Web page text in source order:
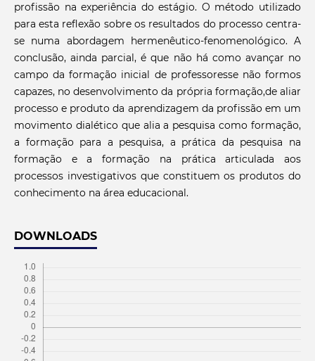
profissão na experiência do estágio. O método utilizado
para esta reflexão sobre os resultados do processo centra-
se numa abordagem hermenêutico-fenomenológico. A
conclusão, ainda parcial, é que não há como avançar no
campo da formação inicial de professoresse não formos
capazes, no desenvolvimento da própria formação,de aliar
processo e produto da aprendizagem da profissão em um
movimento dialético que alia a pesquisa como formação,
a formação para a pesquisa, a prática da pesquisa na
formação e a formação na prática articulada aos
processos investigativos que constituem os produtos do
conhecimento na área educacional.
DOWNLOADS